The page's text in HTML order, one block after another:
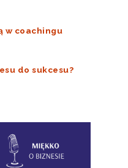
w coachingu
do sukcesu?